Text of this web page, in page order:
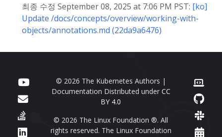
최종 수정 September 08, 2025 at 7:06 PM PST: [ko]
Update /docs/concepts/overview/working-with-
objects/annotations.md (22da9a6476)
© 2026 The Kubernetes Authors |
Documentation Distributed under CC
BY 4.0
© 2026 The Linux Foundation ®. All
rights reserved. The Linux Foundation